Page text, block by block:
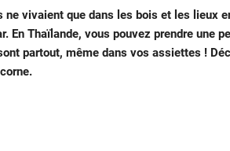
ne vivaient que dans les bois et les lieux
En Thaïlande, vous pouvez prendre une
partout, même dans vos assiettes !